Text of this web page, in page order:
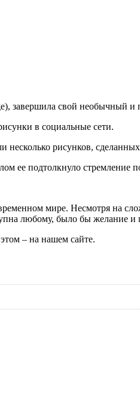
завершила свой необычный и
в социальные сети.
рисунков,
ее подтолкнуло стремление
мире. Несмотря на
любому, было бы желание и
– на нашем сайте.